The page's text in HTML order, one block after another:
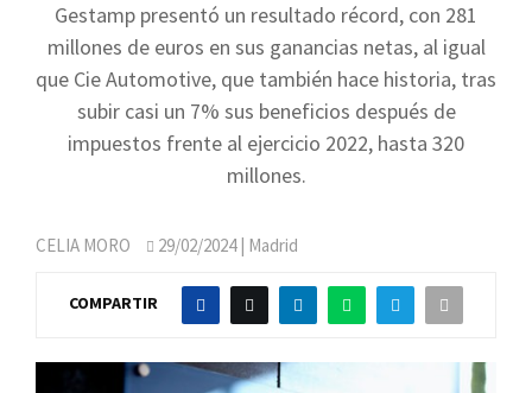
Gestamp presentó un resultado récord, con 281
millones de euros en sus ganancias netas, al igual
que Cie Automotive, que también hace historia, tras
subir casi un 7% sus beneficios después de
impuestos frente al ejercicio 2022, hasta 320
millones.
CELIA MORO 29/02/2024| Madrid
COMPARTIR